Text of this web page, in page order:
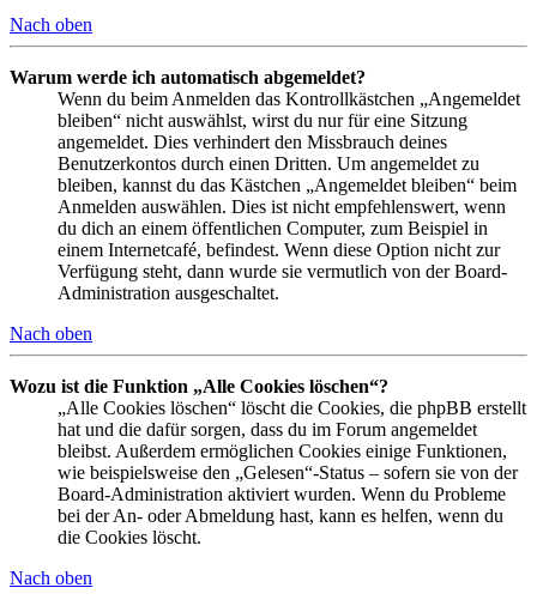
Nach oben
Warum werde ich automatisch abgemeldet?
Wenn du beim Anmelden das Kontrollkästchen „Angemeldet
bleiben“ nicht auswählst, wirst du nur für eine Sitzung
angemeldet. Dies verhindert den Missbrauch deines
Benutzerkontos durch einen Dritten. Um angemeldet zu
bleiben, kannst du das Kästchen „Angemeldet bleiben“ beim
Anmelden auswählen. Dies ist nicht empfehlenswert, wenn
du dich an einem öffentlichen Computer, zum Beispiel in
einem Internetcafé, befindest. Wenn diese Option nicht zur
Verfügung steht, dann wurde sie vermutlich von der Board-
Administration ausgeschaltet.
Nach oben
Wozu ist die Funktion „Alle Cookies löschen“?
„Alle Cookies löschen“ löscht die Cookies, die phpBB erstellt
hat und die dafür sorgen, dass du im Forum angemeldet
bleibst. Außerdem ermöglichen Cookies einige Funktionen,
wie beispielsweise den „Gelesen“-Status – sofern sie von der
Board-Administration aktiviert wurden. Wenn du Probleme
bei der An- oder Abmeldung hast, kann es helfen, wenn du
die Cookies löscht.
Nach oben